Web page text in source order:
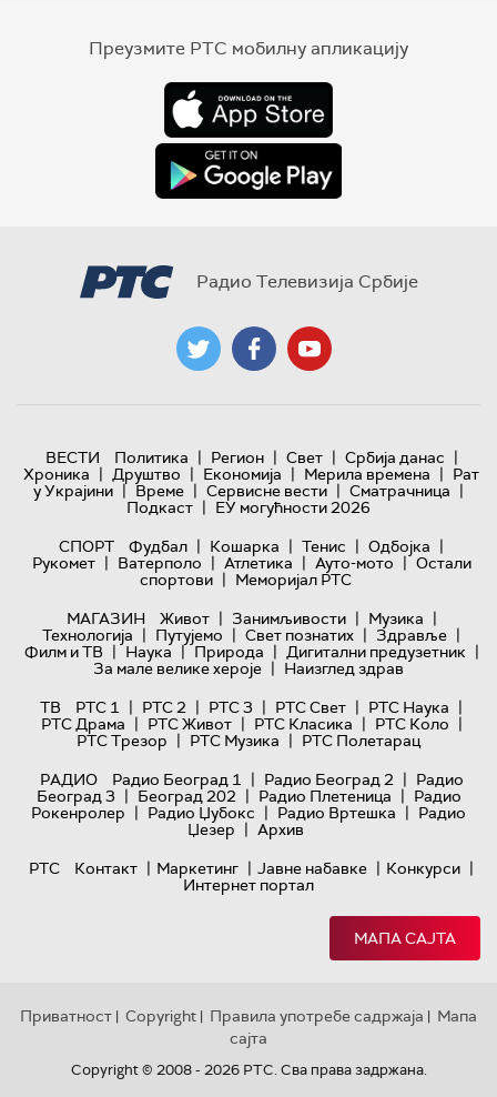
Преузмите РТС мобилну апликацију
Радио Телевизија Србије
ВЕСТИ Политика | Регион | Свет | Србија данас |
Хроника | Друштво | Економија | Мерила времена | Рат
у Украјини | Време | Сервисне вести | Сматрачница |
Подкаст | ЕУ могућности 2026
СПОРТ
Фудбал | Кошарка | Тенис | Одбојка |
Рукомет | Ватерполо | Атлетика | Ауто-мото | Остали
спортови | Меморијал РТС
МАГАЗИН
Живот | Занимљивости | Музика |
Технологијa | Путујемо | Свет познатих | Здравље |
Филм и ТВ | Наука | Природа | Дигитални предузетник |
За мале велике хероје | Наизглед здрав
ТВ
РТС 1 | РТС 2 | РТС 3 | РТС Свет | РТС Наука |
РТС Драма | РТС Живот | РТС Класика | РТС Коло |
РТС Трезор | РТС Музика | РТС Полетарац
РАДИО
Радио Београд 1 | Радио Београд 2 | Радио
Београд 3 | Београд 202 | Радио Плетеница | Радио
Рокенролер | Радио Џубокс | Радио Вртешка | Радио
Џезер | Архив
РТС
Контакт | Маркетинг | Јавне набавке | Конкурси |
Интернет портал
МАПА САЈТА
Приватност | Copyright | Правила употребе садржаја | Мапа
сајта
Copyright © 2008 - 2026 РТС. Сва права задржана.